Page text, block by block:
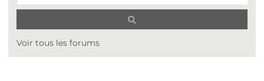
Voir tous les forums